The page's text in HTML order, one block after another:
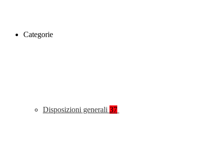
Categorie
Disposizioni generali 37